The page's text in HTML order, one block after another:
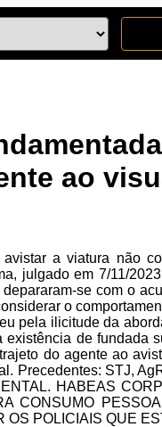
ao
a viatura não
julgado em 7/11/
se com o
o
pela ilicitude da
de fundada
do agente ao
Precedentes: STJ,
HABEAS
CONSUMO
OS POLICIAIS QUE